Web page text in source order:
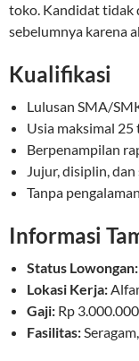
toko. Kandidat tidak
sebelumnya karena
Kualifikasi
Lulusan SMA/
Usia maksimal 25
Berpenampilan
Jujur, disiplin,
Tanpa
Informasi
Status Lowongan:
Lokasi Kerja:
Gaji: Rp
Fasilitas: